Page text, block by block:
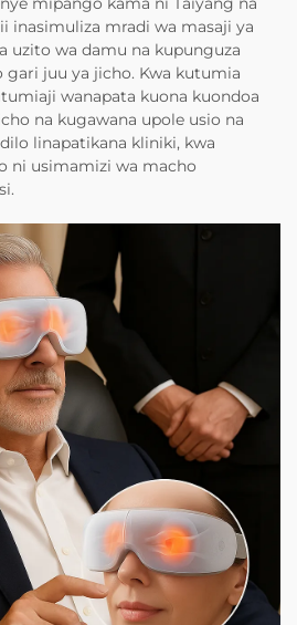
inasimuliza mradi wa masaji ya
uzito wa damu na kupunguza
juu ya jicho. Kwa kutumia
wanapata kuona kuondoa
na kugawana upole usio na
linapatikana kliniki, kwa
ni usimamizi wa macho